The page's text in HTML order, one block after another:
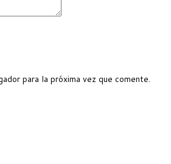
para la próxima vez que comente.